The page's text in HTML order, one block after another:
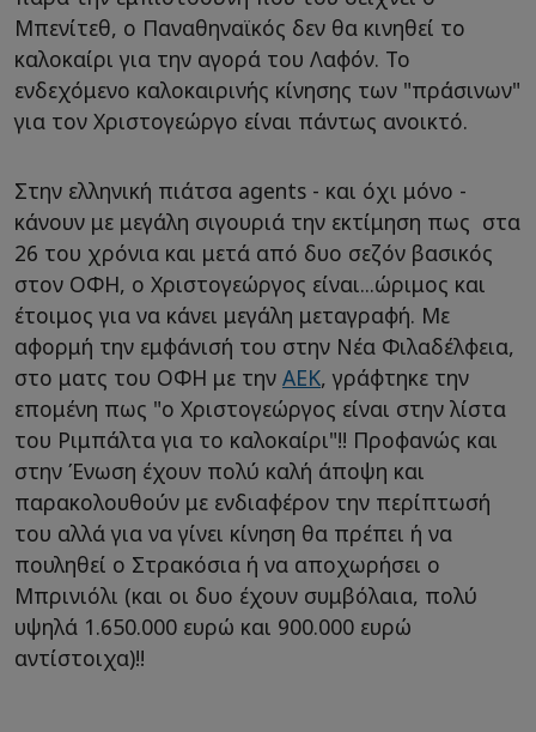
Μπενίτεθ, ο Παναθηναϊκός δεν θα κινηθεί το
καλοκαίρι για την αγορά του Λαφόν. Το
ενδεχόμενο καλοκαιρινής κίνησης των "πράσινων"
για τον Χριστογεώργο είναι πάντως ανοικτό.
Στην ελληνική πιάτσα agents - και όχι μόνο -
κάνουν με μεγάλη σιγουριά την εκτίμηση πως στα
26 του χρόνια και μετά από δυο σεζόν βασικός
στον ΟΦΗ, ο Χριστογεώργος είναι...ώριμος και
έτοιμος για να κάνει μεγάλη μεταγραφή. Με
αφορμή την εμφάνισή του στην Νέα Φιλαδέλφεια,
στο ματς του ΟΦΗ με την ΑΕΚ, γράφτηκε την
επομένη πως "ο Χριστογεώργος είναι στην λίστα
του Ριμπάλτα για το καλοκαίρι"!! Προφανώς και
στην Ένωση έχουν πολύ καλή άποψη και
παρακολουθούν με ενδιαφέρον την περίπτωσή
του αλλά για να γίνει κίνηση θα πρέπει ή να
πουληθεί ο Στρακόσια ή να αποχωρήσει ο
Μπρινιόλι (και οι δυο έχουν συμβόλαια, πολύ
υψηλά 1.650.000 ευρώ και 900.000 ευρώ
αντίστοιχα)!!